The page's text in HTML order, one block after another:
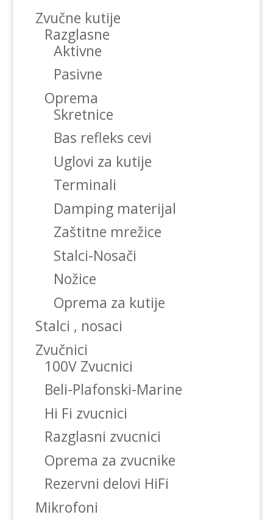
Zvučne kutije
Razglasne
Aktivne
Pasivne
Oprema
Skretnice
Bas refleks cevi
Uglovi za kutije
Terminali
Damping materijal
Zaštitne mrežice
Stalci-Nosači
Nožice
Oprema za kutije
Stalci , nosaci
Zvučnici
100V Zvucnici
Beli-Plafonski-Marine
Hi Fi zvucnici
Razglasni zvucnici
Oprema za zvucnike
Rezervni delovi HiFi
Mikrofoni